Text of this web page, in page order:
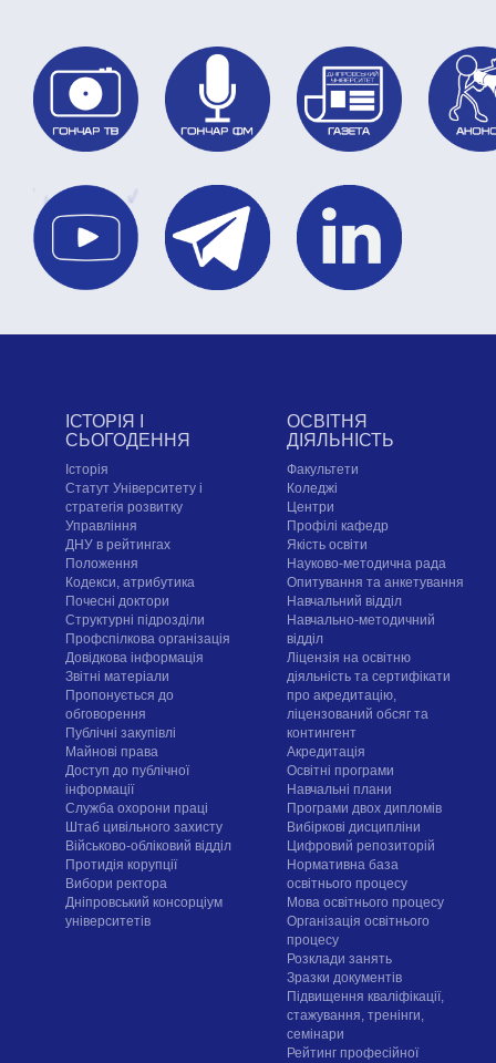
ІСТОРІЯ І
СЬОГОДЕННЯ
Історія
Статут Університету і
стратегія розвитку
Управління
ДНУ в рейтингах
Положення
Кодекси, атрибутика
Почесні доктори
Структурні підрозділи
Профспілкова організація
Довідкова інформація
Звітні матеріали
Пропонується до
обговорення
Публічні закупівлі
Майнові права
Доступ до публічної
інформації
Служба охорони праці
Штаб цивільного захисту
Військово-обліковий відділ
Протидія корупції
Вибори ректора
Дніпровський консорціум
університетів
ОСВІТНЯ
ДІЯЛЬНІСТЬ
Факультети
Коледжі
Центри
Профілі кафедр
Якість освіти
Науково-методична рада
Опитування та анкетування
Навчальний відділ
Навчально-методичний
відділ
Ліцензія на освітню
діяльність та сертифікати
про акредитацію,
ліцензований обсяг та
контингент
Акредитація
Освітні програми
Навчальні плани
Програми двох дипломів
Вибіркові дисципліни
Цифровий репозиторій
Нормативна база
освітнього процесу
Мова освітнього процесу
Організація освітнього
процесу
Розклади занять
Зразки документів
Підвищення кваліфікації,
стажування, тренінги,
семінари
Рейтинг професійної